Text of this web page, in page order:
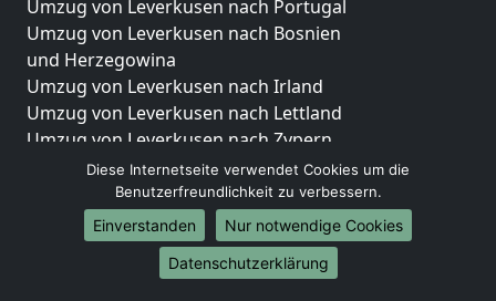
Umzug von Leverkusen nach Portugal
Umzug von Leverkusen nach Bosnien
und Herzegowina
Umzug von Leverkusen nach Irland
Umzug von Leverkusen nach Lettland
Umzug von Leverkusen nach Zypern
Umzug von Leverkusen nach Kroatien
Umzug von Leverkusen nach Estland
Umzug von Leverkusen nach Finnland
Umzug von Leverkusen nach Frankreich
Umzug von Leverkusen nach Griechenland
Diese Internetseite verwendet Cookies um die
Benutzerfreundlichkeit zu verbessern.
Einverstanden
Nur notwendige Cookies
Datenschutzerklärung